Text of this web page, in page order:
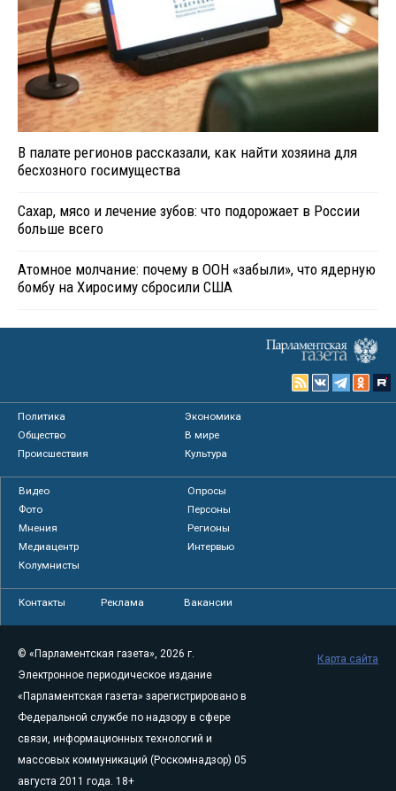
В палате регионов рассказали, как найти хозяина для
бесхозного госимущества
Сахар, мясо и лечение зубов: что подорожает в России
больше всего
Атомное молчание: почему в ООН «забыли», что ядерную
бомбу на Хиросиму сбросили США
Политика
Экономика
Общество
В мире
Происшествия
Культура
Видео
Опросы
Фото
Персоны
Мнения
Регионы
Медиацентр
Интервью
Колумнисты
Контакты Реклама Вакансии
© «Парламентская газета», 2026 г.
Электронное периодическое издание
«Парламентская газета» зарегистрировано в
Федеральной службе по надзору в сфере
связи, информационных технологий и
массовых коммуникаций (Роскомнадзор) 05
августа 2011 года. 18+
Карта сайта